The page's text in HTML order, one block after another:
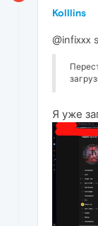
Kolllins
@infixxx
Я уже